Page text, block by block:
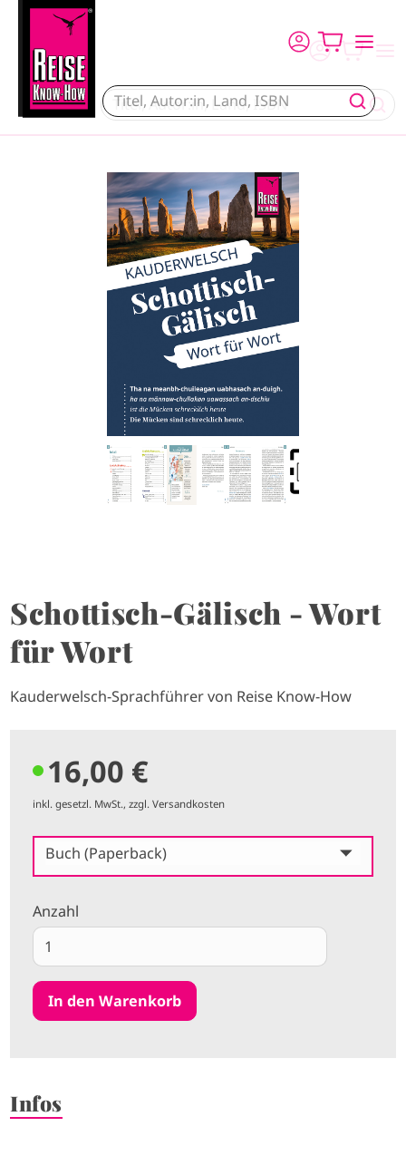
Schottisch-Gälisch - Wort
für Wort
Kauderwelsch-Sprachführer von Reise Know-How
16,00 €
inkl. gesetzl. MwSt., zzgl. Versandkosten
Buch (Paperback)
Anzahl
Infos